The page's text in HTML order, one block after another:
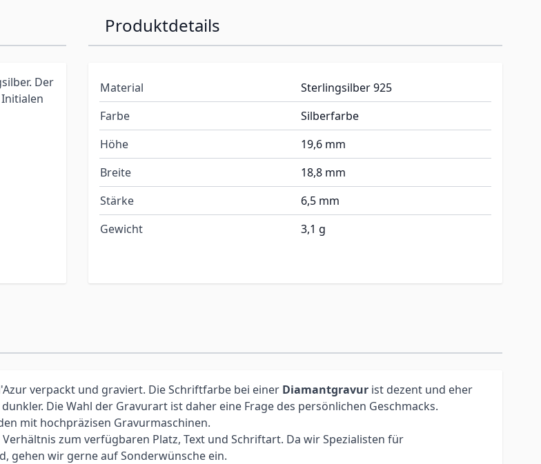
Der
Produktdetails
Material
Sterlingsilber 925
Farbe
Silberfarbe
Höhe
19,6 mm
Breite
18,8 mm
Stärke
6,5 mm
Gewicht
3,1 g
verpackt und graviert. Die Schriftfarbe bei einer Diamantgravur ist dezent und eher
Die Wahl der Gravurart ist daher eine Frage des persönlichen Geschmacks.
mit hochpräzisen Gravurmaschinen.
zum verfügbaren Platz, Text und Schriftart. Da wir Spezialisten für
gehen wir gerne auf Sonderwünsche ein.